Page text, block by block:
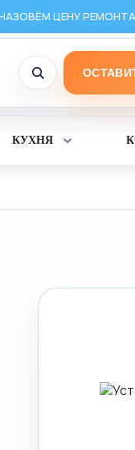
ЦЕНУ РЕМОНТА
КУХНЯ Раскрыть